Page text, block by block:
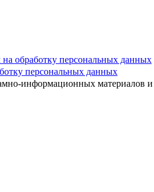
на обработку персональных данных
персональных данных
информационных материалов и